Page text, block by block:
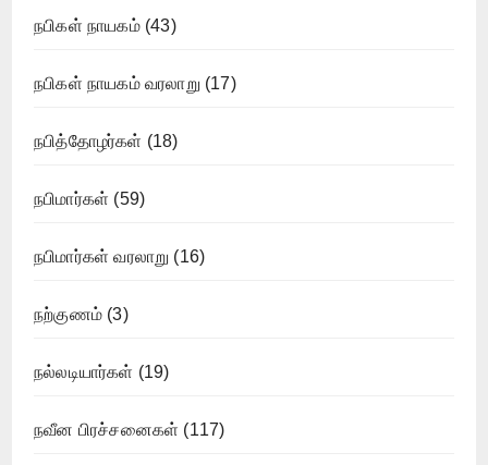
நபிகள் நாயகம்(43)
நபிகள் நாயகம் வரலாறு (17)
நபித்தோழர்கள் (18)
நபிமார்கள் (59)
நபிமார்கள் வரலாறு (16)
நற்குணம் (3)
நல்லடியார்கள் (19)
நவீன பிரச்சனைகள் (117)